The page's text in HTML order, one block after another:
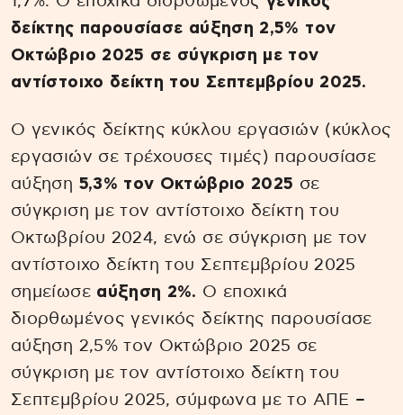
δείκτης παρουσίασε αύξηση 2,5% τον
Οκτώβριο 2025 σε σύγκριση με τον
αντίστοιχο δείκτη του Σεπτεμβρίου 2025.
Ο γενικός δείκτης κύκλου εργασιών (κύκλος
εργασιών σε τρέχουσες τιμές) παρουσίασε
αύξηση 5,3% τον Οκτώβριο 2025 σε
σύγκριση με τον αντίστοιχο δείκτη του
Οκτωβρίου 2024, ενώ σε σύγκριση με τον
αντίστοιχο δείκτη του Σεπτεμβρίου 2025
σημείωσε αύξηση 2%. Ο εποχικά
διορθωμένος γενικός δείκτης παρουσίασε
αύξηση 2,5% τον Οκτώβριο 2025 σε
σύγκριση με τον αντίστοιχο δείκτη του
Σεπτεμβρίου 2025, σύμφωνα με το ΑΠΕ –